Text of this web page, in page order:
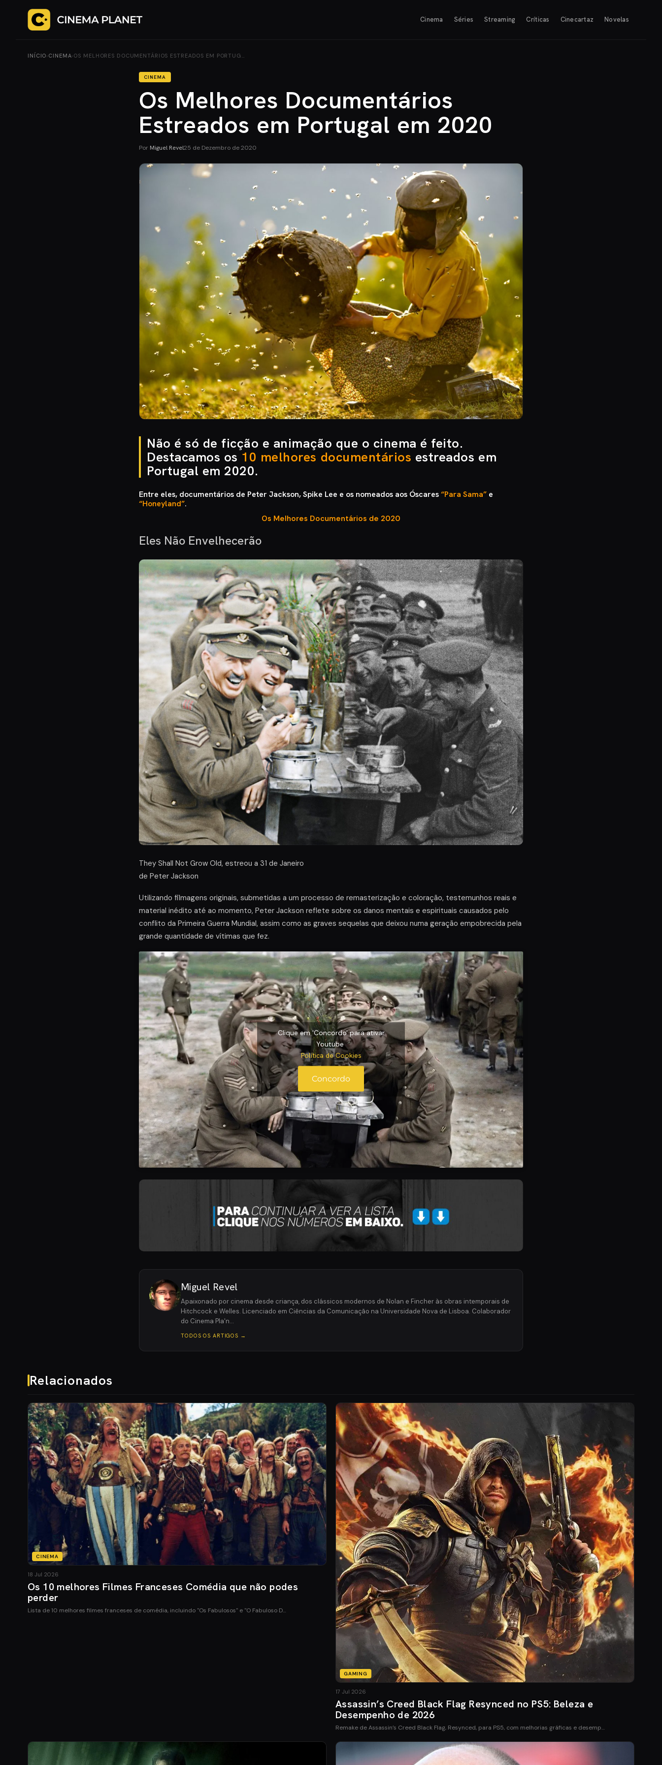
Cinema Séries Streaming Críticas Cinecartaz Novelas
INÍCIO› CINEMA› OS MELHORES DOCUMENTÁRIOS ESTREADOS EM PORTUG…
CINEMA
Os Melhores Documentários
Estreados em Portugal em 2020
Por Miguel Revel25 de Dezembro de 2020
Não é só de ficção e animação que o cinema é feito.
Destacamos os 10 melhores documentários estreados em
Portugal em 2020.
Entre eles, documentários de Peter Jackson, Spike Lee e os nomeados aos Óscares“Para Sama” e
“Honeyland”.
Os Melhores Documentários de 2020
Eles Não Envelhecerão
They Shall Not Grow Old, estreou a 31 de Janeiro
de Peter Jackson
Utilizando filmagens originais, submetidas a um processo de remasterização e coloração, testemunhos reais e
material inédito até ao momento, Peter Jackson reflete sobre os danos mentais e espirituais causados pelo
conflito da Primeira Guerra Mundial, assim como as graves sequelas que deixou numa geração empobrecida pela
grande quantidade de vítimas que fez.
Clique em 'Concordo' para ativar
Youtube
Política de Cookies
Concordo
Miguel Revel
Apaixonado por cinema desde criança, dos clássicos modernos de Nolan e Fincher às obras intemporais de
Hitchcock e Welles. Licenciado em Ciências da Comunicação na Universidade Nova de Lisboa. Colaborador
do Cinema Pla'n…
TODOS OS ARTIGOS →
Relacionados
CINEMA
18 Jul 2026
Os 10 melhores Filmes Franceses Comédia que não podes
perder
Lista de 10 melhores filmes franceses de comédia, incluindo "Os Fabulosos" e "O Fabuloso D…
GAMING
17 Jul 2026
Assassin’s Creed Black Flag Resynced no PS5: Beleza e
Desempenho de 2026
Remake de Assassin’s Creed Black Flag, Resynced, para PS5, com melhorias gráficas e desemp…